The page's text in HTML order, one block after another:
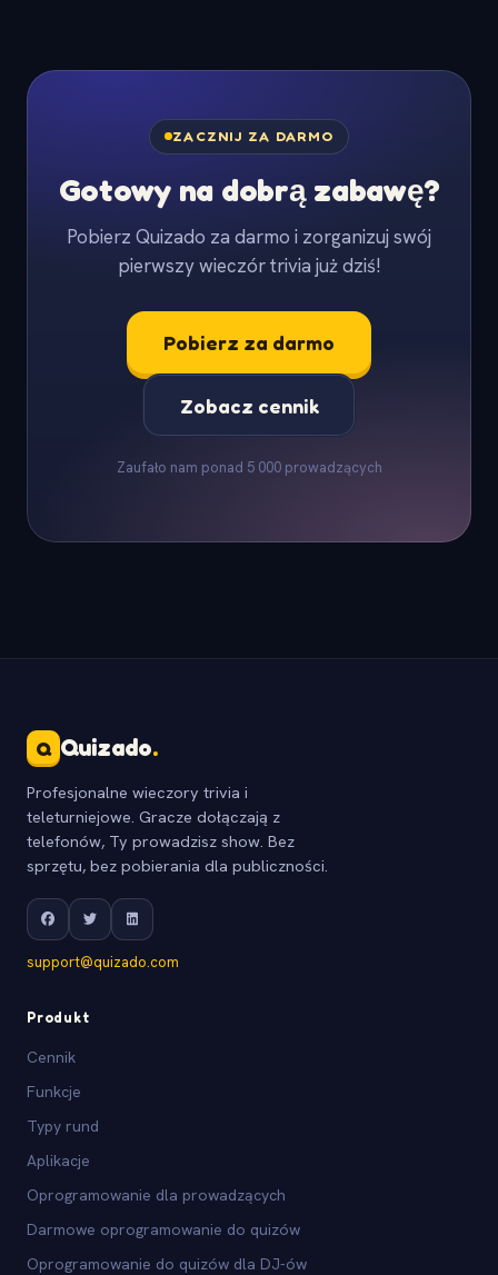
ZACZNIJ ZA DARMO
Gotowy na dobrą zabawę?
Pobierz Quizado za darmo i zorganizuj swój
pierwszy wieczór trivia już dziś!
Pobierz za darmo
Zobacz cennik
Zaufało nam ponad 5 000 prowadzących
Q Quizado.
Profesjonalne wieczory trivia i
teleturniejowe. Gracze dołączają z
telefonów, Ty prowadzisz show. Bez
sprzętu, bez pobierania dla publiczności.
support@quizado.com
Produkt
Cennik
Funkcje
Typy rund
Aplikacje
Oprogramowanie dla prowadzących
Darmowe oprogramowanie do quizów
Oprogramowanie do quizów dla DJ-ów